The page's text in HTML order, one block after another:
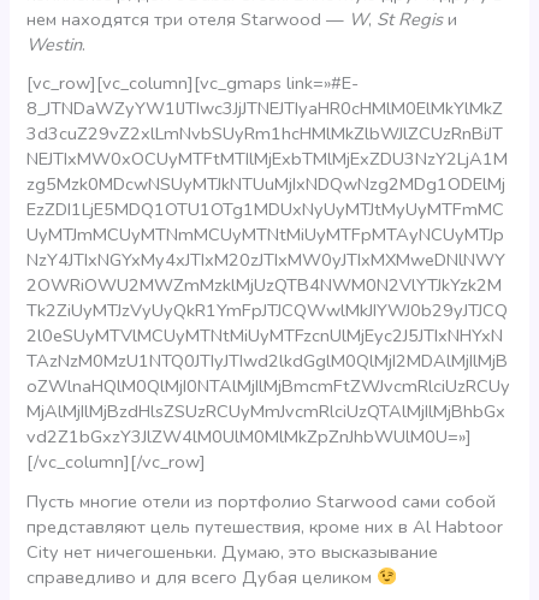
нем находятся три отеля Starwood — W, St Regisи
Westin.
[vc_row][vc_column][vc_gmaps link=»#E-
8_JTNDaWZyYW1lJTIwc3JjJTNEJTIyaHR0cHMlM0ElMkYlMkZ
3d3cuZ29vZ2xlLmNvbSUyRm1hcHMlMkZlbWJlZCUzRnBiJT
NEJTIxMW0xOCUyMTFtMTIlMjExbTMlMjExZDU3NzY2LjA1M
zg5Mzk0MDcwNSUyMTJkNTUuMjIxNDQwNzg2MDg1ODElMj
EzZDI1LjE5MDQ1OTU1OTg1MDUxNyUyMTJtMyUyMTFmMC
UyMTJmMCUyMTNmMCUyMTNtMiUyMTFpMTAyNCUyMTJp
NzY4JTIxNGYxMy4xJTIxM20zJTIxMW0yJTIxMXMweDNlNWY
2OWRiOWU2MWZmMzklMjUzQTB4NWM0N2VlYTJkYzk2M
Tk2ZiUyMTJzVyUyQkR1YmFpJTJCQWwlMkJIYWJ0b29yJTJCQ
2l0eSUyMTVlMCUyMTNtMiUyMTFzcnUlMjEyc2J5JTIxNHYxN
TAzNzM0MzU1NTQ0JTIyJTIwd2lkdGglM0QlMjI2MDAlMjIlMjB
oZWlnaHQlM0QlMjI0NTAlMjIlMjBmcmFtZWJvcmRlciUzRCUy
MjAlMjIlMjBzdHlsZSUzRCUyMmJvcmRlciUzQTAlMjIlMjBhbGx
vd2Z1bGxzY3JlZW4lM0UlM0MlMkZpZnJhbWUlM0U=»]
[/vc_column][/vc_row]
Пусть многие отели из портфолио Starwood сами собой
представляют цель путешествия, кроме них в Al Habtoor
City нет ничегошеньки. Думаю, это высказывание
справедливо и для всего Дубая целиком